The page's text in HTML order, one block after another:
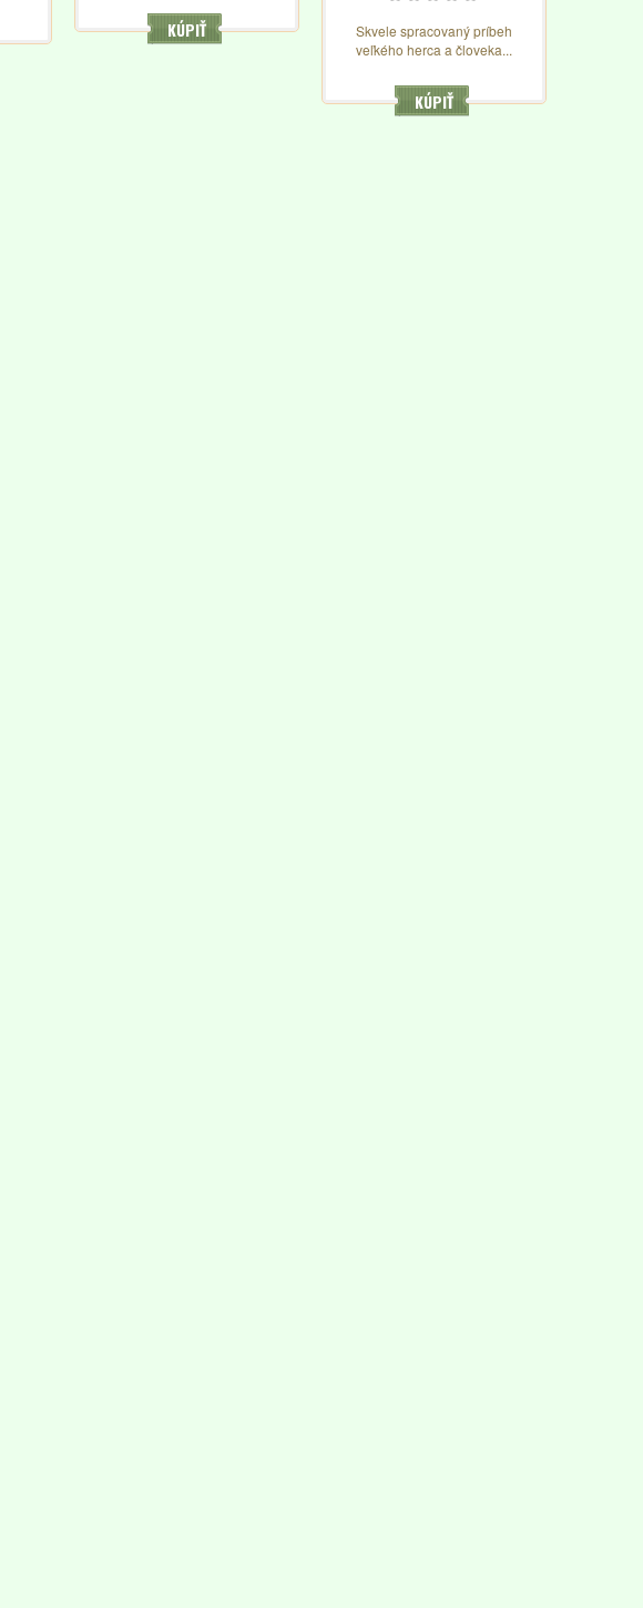
osobnosti...a nielen jeho..vo
dvoch knihách, ktoré sú vo
KÚPIŤ
Skvele spracovaný príbeh
veľkého herca a človeka...
KÚPIŤ